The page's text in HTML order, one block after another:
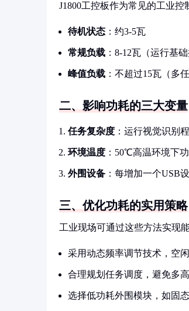
J1800工控板作为常见的工业
待机状态 ：约3-5瓦
常规负载 ：8-12瓦（运行基
峰值负载 ：不超过15瓦（多
二、影响功耗的三大变量
任务复杂度 ：运行视觉识别
环境温度 ：50℃高温环境下
外围设备 ：每增加一个USB
三、优化功耗的实用策略
工业现场可通过这些方法实现
采用动态频率调节技术，空
合理规划任务调度，避免多
选择低功耗外围模块，如固